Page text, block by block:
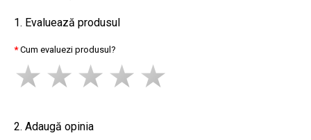
1. Evaluează produsul
Cum evaluezi produsul?
2. Adaugă opinia